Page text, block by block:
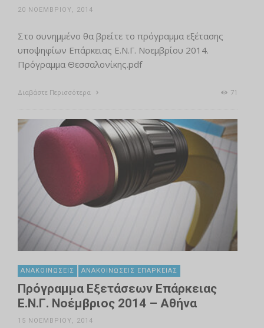
20 ΝΟΕΜΒΡΊΟΥ, 2014
Στο συνημμένο θα βρείτε το πρόγραμμα εξέτασης
υποψηφίων Επάρκειας Ε.Ν.Γ. Νοεμβρίου 2014.
Πρόγραμμα Θεσσαλονίκης.pdf
Διαβάστε Περισσότερα 71
ΑΝΑΚΟΙΝΏΣΕΙΣ ΑΝΑΚΟΙΝΏΣΕΙΣ ΕΠΆΡΚΕΙΑΣ
Πρόγραμμα Εξετάσεων Επάρκειας
Ε.Ν.Γ. Νοέμβριος 2014 – Αθήνα
15 ΝΟΕΜΒΡΊΟΥ, 2014